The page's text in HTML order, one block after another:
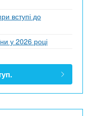
вступі до
у 2026 році